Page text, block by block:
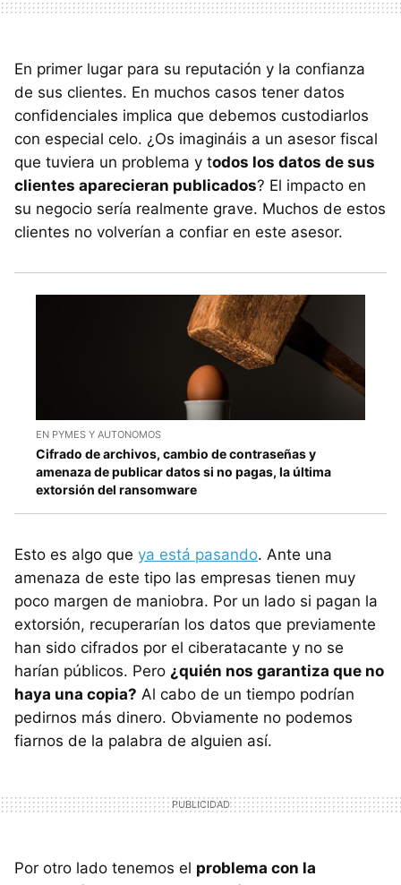
En primer lugar para su reputación y la confianza
de sus clientes. En muchos casos tener datos
confidenciales implica que debemos custodiarlos
con especial celo. ¿Os imagináis a un asesor fiscal
que tuviera un problema y todos los datos de sus
clientes aparecieran publicados? El impacto en
su negocio sería realmente grave. Muchos de estos
clientes no volverían a confiar en este asesor.
EN PYMES Y AUTONOMOS
Cifrado de archivos, cambio de contraseñas y
amenaza de publicar datos si no pagas, la última
extorsión del ransomware
Esto es algo que ya está pasando. Ante una
amenaza de este tipo las empresas tienen muy
poco margen de maniobra. Por un lado si pagan la
extorsión, recuperarían los datos que previamente
han sido cifrados por el ciberatacante y no se
harían públicos. Pero ¿quién nos garantiza que no
haya una copia? Al cabo de un tiempo podrían
pedirnos más dinero. Obviamente no podemos
fiarnos de la palabra de alguien así.
Por otro lado tenemos el problema con la